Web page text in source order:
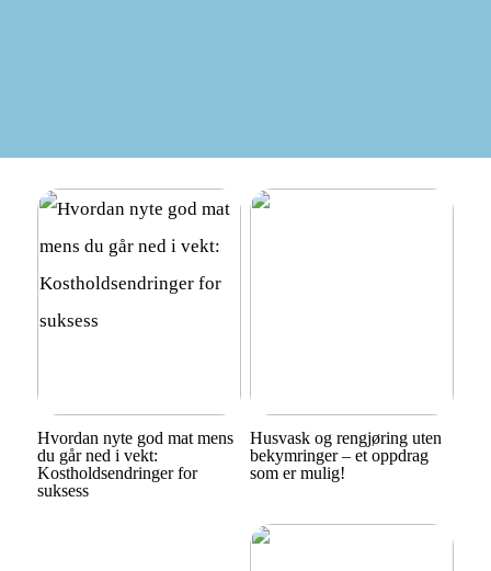
Hvordan nyte god mat mens
du går ned i vekt:
Kostholdsendringer for
suksess
Husvask og rengjøring uten
bekymringer – et oppdrag
som er mulig!